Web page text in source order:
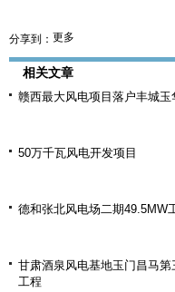
分享到： 更多
相关文章
赣西最大风电项目落户丰城玉
50万千瓦风电开发项目
德和张北风电场二期49.5MW
甘肃酒泉风电基地玉门昌马
工程